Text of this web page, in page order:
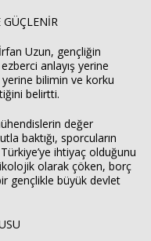
Uzun, gençliğin
anlayış yerine
bilimin ve korku
belirtti.
değer
baktığı, sporcuların
ihtiyaç olduğunu
olarak çöken, borç
gençlikle büyük devlet